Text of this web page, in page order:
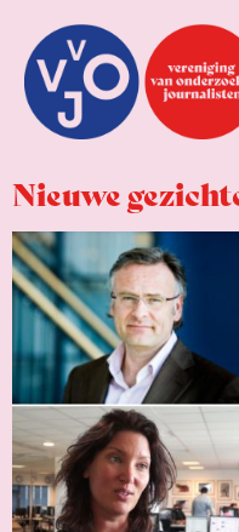
Nieuwe